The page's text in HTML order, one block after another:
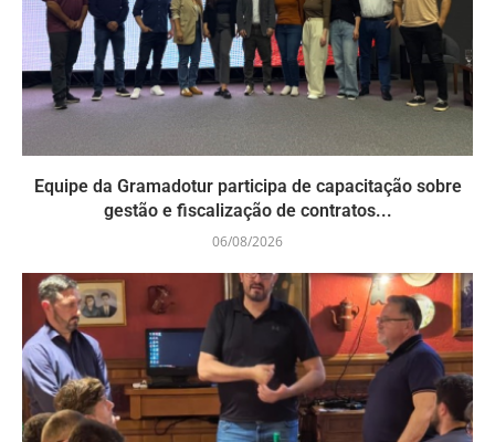
Equipe da Gramadotur participa de capacitação sobre
gestão e fiscalização de contratos...
06/08/2026